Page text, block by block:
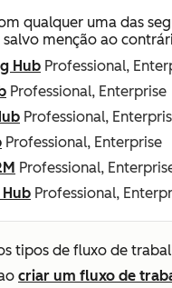
qualquer uma das
salvo menção ao
Hub Professional,
Professional, Enterprise
Professional,
Professional, Enterprise
Professional,
Hub Professional,
tipos de fluxo de
criar um fluxo de